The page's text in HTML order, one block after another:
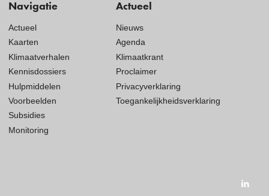
Navigatie
Actueel
Kaarten
Klimaatverhalen
Kennisdossiers
Hulpmiddelen
Voorbeelden
Subsidies
Monitoring
Actueel
Nieuws
Agenda
Klimaatkrant
Proclaimer
Privacyverklaring
Toegankelijkheidsverklaring